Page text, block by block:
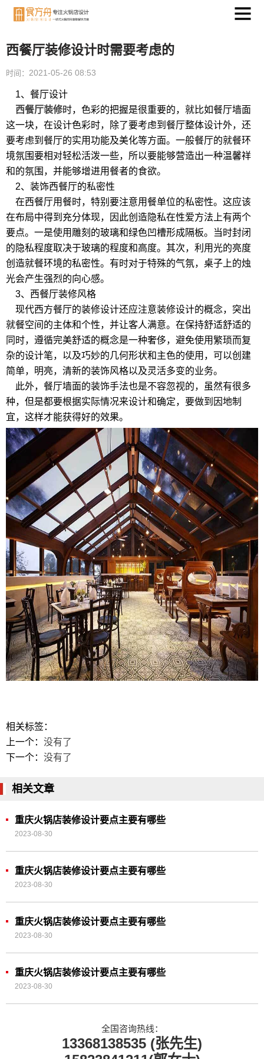
西餐厅装修设计时需要考虑的
时间： 2021-05-26 08:53
1、餐厅设计
西餐厅装修时，色彩的把握是很重要的，就比如餐厅墙面
这一块，在设计色彩时，除了要考虑到餐厅整体设计外，还
要考虑到餐厅的实用功能及美化等方面。一般餐厅的就餐环
境氛围要相对轻松活泼一些，所以要能够营造出一种温馨祥
和的氛围，并能够增进用餐者的食欲。
2、装饰西餐厅的私密性
在西餐厅用餐时，特别要注意用餐单位的私密性。这应该
在布局中得到充分体现，因此创造隐私在性爱方法上有两个
要点。一是使用雕刻的玻璃和绿色凹槽形成隔板。当时封闭
的隐私程度取决于玻璃的程度和高度。其次，利用光的亮度
创造就餐环境的私密性。有时对于特殊的气氛，桌子上的烛
光会产生强烈的向心感。
3、西餐厅装修风格
现代西方餐厅的装修设计还应注意装修设计的概念，突出
就餐空间的主体和个性，并让客人满意。在保持舒适舒适的
同时，遵循完美舒适的概念是一种奢侈，避免使用繁琐而复
杂的设计笔，以及巧妙的几何形状和主色的使用，可以创建
简单，明亮，清新的装饰风格以及灵活多变的业务。
此外，餐厅墙面的装饰手法也是不容忽视的，虽然有很多
种，但是都要根据实际情况来设计和确定，要做到因地制
宜，这样才能获得好的效果。
相关标签：
上一个： 没有了
下一个： 没有了
相关文章
重庆火锅店装修设计要点主要有哪些
2023-08-30
重庆火锅店装修设计要点主要有哪些
2023-08-30
重庆火锅店装修设计要点主要有哪些
2023-08-30
重庆火锅店装修设计要点主要有哪些
2023-08-30
全国咨询热线：
13368138535 (张先生)